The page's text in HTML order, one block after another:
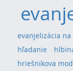
evanjelizácia
hľadanie
hriešnikova